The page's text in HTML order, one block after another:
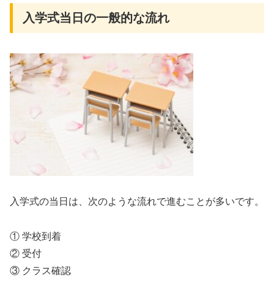
入学式当日の一般的な流れ
入学式の当日は、次のような流れで進むことが多いです。
① 学校到着
② 受付
③ クラス確認